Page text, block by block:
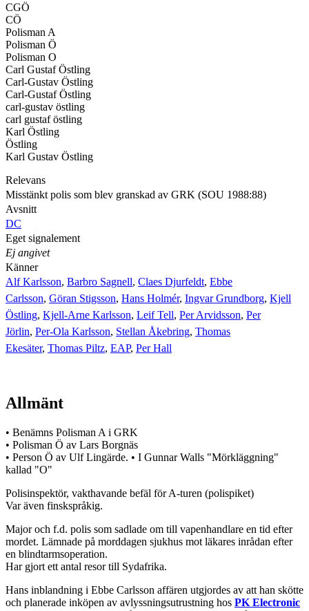
CGÖ
CÖ
Polisman A
Polisman Ö
Polisman O
Carl Gustaf Östling
Carl-Gustav Östling
Carl-Gustaf Östling
carl-gustav östling
carl gustaf östling
Karl Östling
Östling
Karl Gustav Östling
Relevans
Misstänkt polis som blev granskad av GRK (SOU 1988:88)
Avsnitt
DC
Eget signalement
Ej angivet
Känner
Alf Karlsson, Barbro Sagnell, Claes Djurfeldt, Ebbe
Carlsson, Göran Stigsson, Hans Holmér, Ingvar Grundborg, Kjell
Östling, Kjell-Arne Karlsson, Leif Tell, Per Arvidsson, Per
Jörlin, Per-Ola Karlsson, Stellan Åkebring, Thomas
Ekesäter, Thomas Piltz, EAP, Per Hall
Allmänt
• Benämns Polisman A i GRK
• Polisman Ö av Lars Borgnäs
• Person Ö av Ulf Lingärde. • I Gunnar Walls "Mörkläggning"
kallad "O"
Polisinspektör, vakthavande befäl för A-turen (polispiket)
Var även finskspråkig.
Major och f.d. polis som sadlade om till vapenhandlare en tid efter
mordet. Lämnade på morddagen sjukhus mot läkares inrådan efter
en blindtarmsoperation.
Har gjort ett antal resor till Sydafrika.
Hans inblandning i Ebbe Carlsson affären utgjordes av att han skötte
och planerade inköpen av avlyssningsutrustning hos PK Electronic